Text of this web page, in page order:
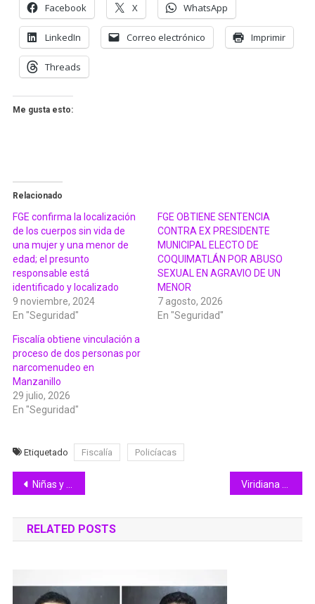
Facebook X WhatsApp
LinkedIn Correo electrónico Imprimir
Threads
Me gusta esto:
Relacionado
FGE confirma la localización
de los cuerpos sin vida de
una mujer y una menor de
edad; el presunto
responsable está
identificado y localizado
9 noviembre, 2024
En "Seguridad"
FGE OBTIENE SENTENCIA
CONTRA EX PRESIDENTE
MUNICIPAL ELECTO DE
COQUIMATLÁN POR ABUSO
SEXUAL EN AGRAVIO DE UN
MENOR
7 agosto, 2026
En "Seguridad"
Fiscalía obtiene vinculación a
proceso de dos personas por
narcomenudeo en
Manzanillo
29 julio, 2026
En "Seguridad"
Etiquetado Fiscalía Policíacas
Navegación
de
entradas
Niñas y niños con discapacidad disfrutan juegos gratuitos en la Feria de Colima
RELATED POSTS